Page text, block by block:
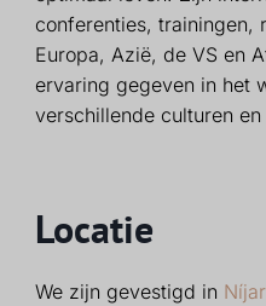
conferenties, trainingen,
Europa, Azië, de VS en
ervaring gegeven in het
verschillende culturen
Locatie
We zijn gevestigd in Níjar